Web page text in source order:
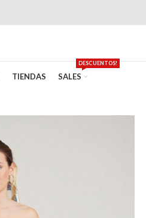
TIENDAS SALES
DESCUENTOS!